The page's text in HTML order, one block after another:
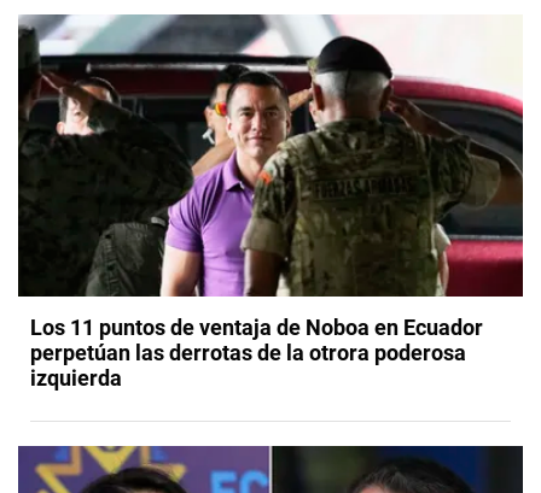
Los 11 puntos de ventaja de Noboa en Ecuador
perpetúan las derrotas de la otrora poderosa
izquierda